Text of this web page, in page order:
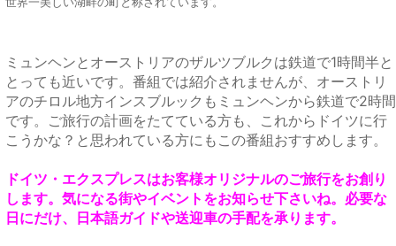
ミュンヘンとオーストリアのザルツブルクは鉄道で1時間半と
とっても近いです。番組では紹介されませんが、オーストリ
アのチロル地方インスブルックもミュンヘンから鉄道で2時間
です。ご旅行の計画をたてている方も、これからドイツに行
こうかな？と思われている方にもこの番組おすすめします。
ドイツ・エクスプレスはお客様オリジナルのご旅行をお創り
します。気になる街やイベントをお知らせ下さいね。必要な
日にだけ、日本語ガイドや送迎車の手配を承ります。